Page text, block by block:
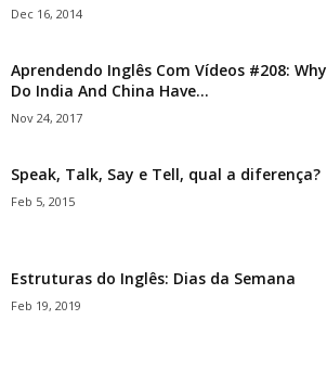
Dec 16, 2014
Aprendendo Inglês Com Vídeos #208: Why
Do India And China Have...
Nov 24, 2017
Speak, Talk, Say e Tell, qual a diferença?
Feb 5, 2015
Estruturas do Inglês: Dias da Semana
Feb 19, 2019